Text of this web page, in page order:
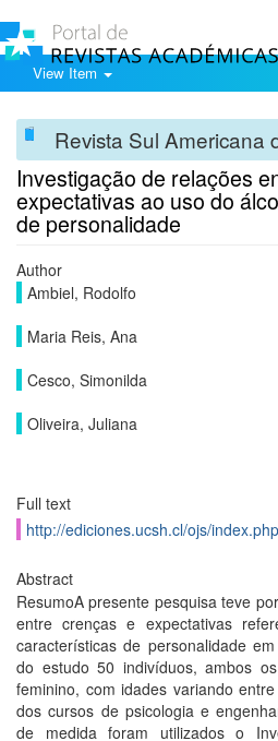
View Item
Revista Sul Americana
Investigação de relações
expectativas ao uso do
de personalidade
Author
Ambiel, Rodolfo
Maria Reis, Ana
Cesco, Simonilda
Oliveira, Juliana
Full text
http://ediciones.ucsh.cl/ojs/
Abstract
ResumoA presente pesquisa teve
entre crenças e expectativas
caracterí­sticas de personalidade
do estudo 50 indiví­duos, ambos
feminino, com idades variando
dos cursos de psicologia e
de medida foram utilizados o